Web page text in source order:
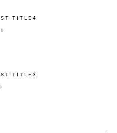
TITLE 4
TITLE 3